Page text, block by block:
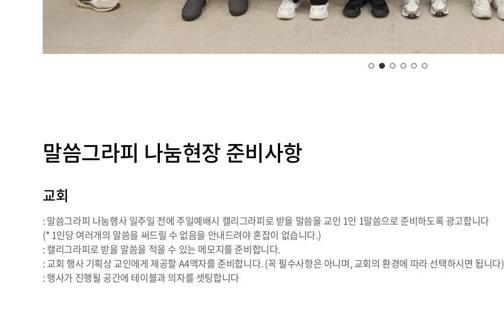
말씀그라피 나눔현장 준비사항
교회
: 말씀그라피 나눔행사 일주일 전에 주일예배시 캘리그라피로 받을 말씀을 교인 1인 1말씀으로 준비하도록 광고합니다
(* 1인당 여러개의 말씀을 써드릴 수 없음을 안내드려야 혼잡이 없습니다.)
: 캘리그라피로 받을 말씀을 적을 수 있는 메모지를 준비합니다.
: 교회 행사 기획상 교인에게 제공할 A4액자를 준비합니다. (꼭 필수사항은 아니며, 교회의 환경에 따라 선택하시면 됩니다)
: 행사가 진행될 공간에 테이블과 의자를 셋팅합니다